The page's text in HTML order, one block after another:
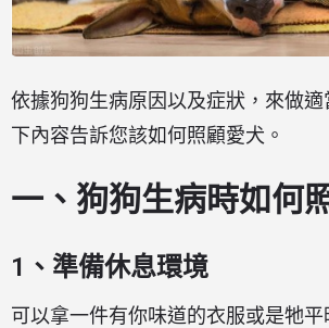
依據狗狗生病原因以及症狀，來做適
下內容告訴您該如何照顧愛犬。
一、狗狗生病時如何
1、準備休息環境
可以拿一件有你味道的衣服或是牠